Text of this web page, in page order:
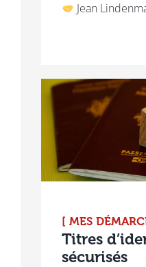
Jean
[ MES
Titres
sécurisés